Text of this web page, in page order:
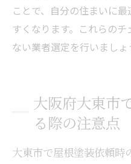
ことで、自分の住まいに
すくなります。これらの
ない業者選定を行いましょ
大阪府大東市
る際の注意点
大東市で屋根塗装依頼時